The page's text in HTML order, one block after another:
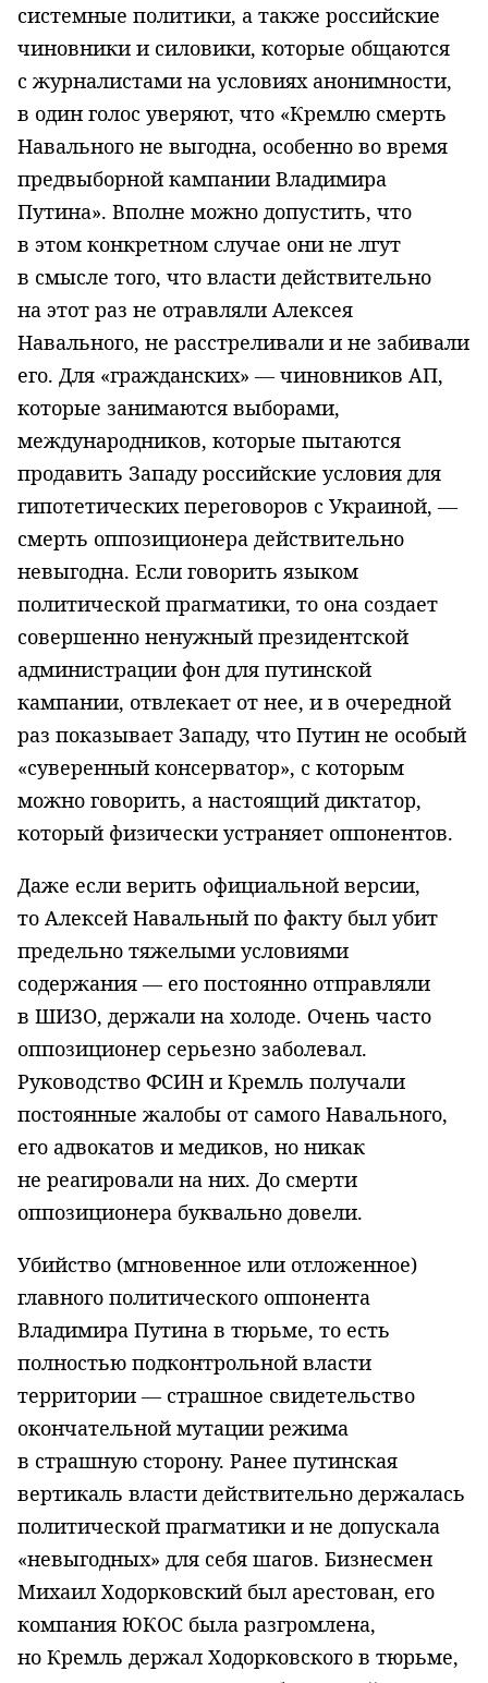
системные политики, а также российские
чиновники и силовики, которые общаются
с журналистами на условиях анонимности,
в один голос уверяют, что «Кремлю смерть
Навального не выгодна, особенно во время
предвыборной кампании Владимира
Путина». Вполне можно допустить, что
в этом конкретном случае они не лгут
в смысле того, что власти действительно
на этот раз не отравляли Алексея
Навального, не расстреливали и не забивали
его. Для «гражданских» — чиновников АП,
которые занимаются выборами,
международников, которые пытаются
продавить Западу российские условия для
гипотетических переговоров с Украиной, —
смерть оппозиционера действительно
невыгодна. Если говорить языком
политической прагматики, то она создает
совершенно ненужный президентской
администрации фон для путинской
кампании, отвлекает от нее, и в очередной
раз показывает Западу, что Путин не особый
«суверенный консерватор», с которым
можно говорить, а настоящий диктатор,
который физически устраняет оппонентов.
Даже если верить официальной версии,
то Алексей Навальный по факту был убит
предельно тяжелыми условиями
содержания — его постоянно отправляли
в ШИЗО, держали на холоде. Очень часто
оппозиционер серьезно заболевал.
Руководство ФСИН и Кремль получали
постоянные жалобы от самого Навального,
его адвокатов и медиков, но никак
не реагировали на них. До смерти
оппозиционера буквально довели.
Убийство (мгновенное или отложенное)
главного политического оппонента
Владимира Путина в тюрьме, то есть
полностью подконтрольной власти
территории — страшное свидетельство
окончательной мутации режима
в страшную сторону. Ранее путинская
вертикаль власти действительно держалась
политической прагматики и не допускала
«невыгодных» для себя шагов. Бизнесмен
Михаил Ходорковский был арестован, его
компания ЮКОС была разгромлена,
но Кремль держал Ходорковского в тюрьме,